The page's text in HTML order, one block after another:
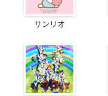
サンリオ